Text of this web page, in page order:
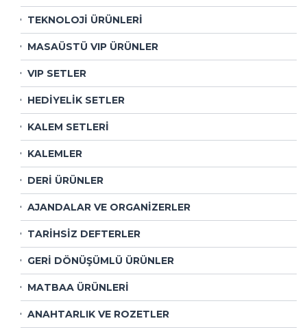
TEKNOLOJİ ÜRÜNLERİ
MASAÜSTÜ VIP ÜRÜNLER
VIP SETLER
HEDİYELİK SETLER
KALEM SETLERİ
KALEMLER
DERİ ÜRÜNLER
AJANDALAR VE ORGANİZERLER
TARİHSİZ DEFTERLER
GERİ DÖNÜŞÜMLÜ ÜRÜNLER
MATBAA ÜRÜNLERİ
ANAHTARLIK VE ROZETLER